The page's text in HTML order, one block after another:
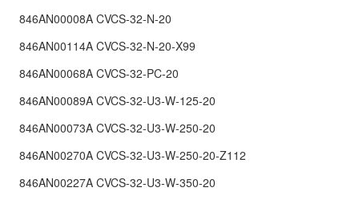
846AN00008A CVCS-32-N-20
846AN00114A CVCS-32-N-20-X99
846AN00068A CVCS-32-PC-20
846AN00089A CVCS-32-U3-W-125-20
846AN00073A CVCS-32-U3-W-250-20
846AN00270A CVCS-32-U3-W-250-20-Z112
846AN00227A CVCS-32-U3-W-350-20